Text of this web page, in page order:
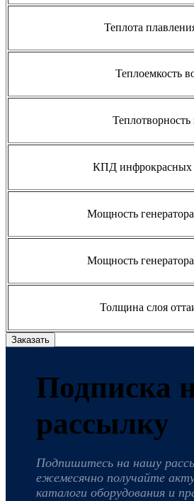
Теплота
Теплоемкость
Теплотворность
КПД инфрокрасных
Мощность
Мощность
Толщина слоя
Заказать
Подписка
рассылку
Подпишитесь на нашу
ежемесячно получайте
каталоги оборудования и